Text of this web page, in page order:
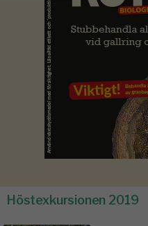
Höstexkursionen 2019